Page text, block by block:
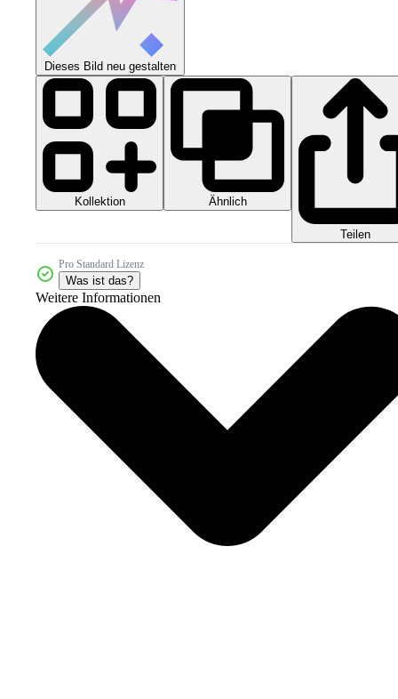
Dieses Bild neu gestalten
Kollektion Ähnlich
Teilen
Pro Standard Lizenz
Was ist das?
Weitere Informationen